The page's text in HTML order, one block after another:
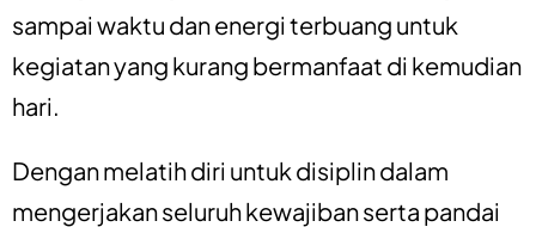
sampai waktu dan energi terbuang untuk
kegiatan yang kurang bermanfaat di kemudian
hari.
Dengan melatih diri untuk disiplin dalam
mengerjakan seluruh kewajiban serta pandai